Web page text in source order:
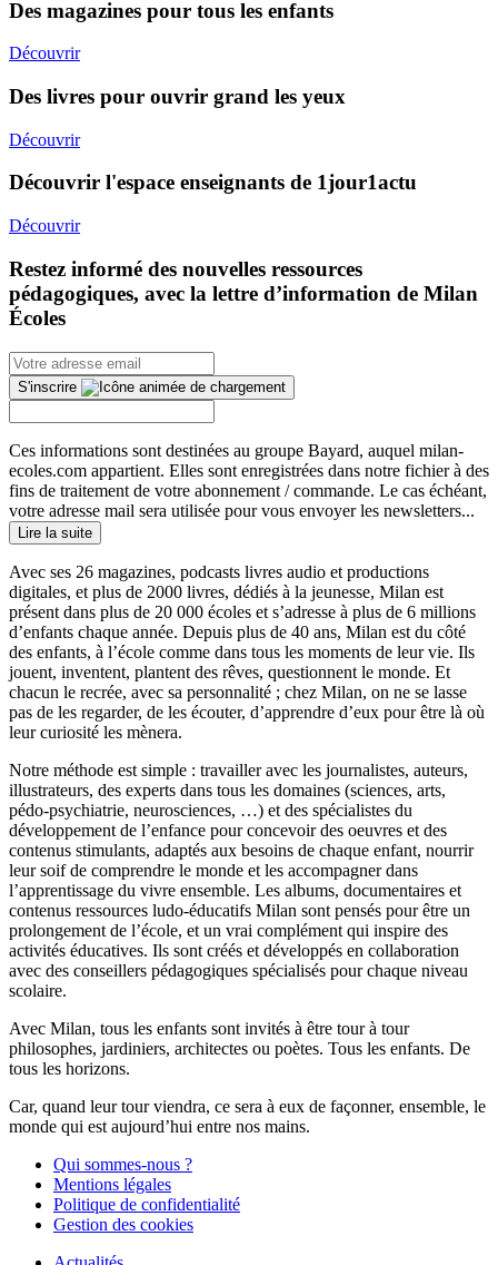
Des magazines pour tous les enfants
Découvrir
Des livres pour ouvrir grand les yeux
Découvrir
Découvrir l'espace enseignants de 1jour1actu
Découvrir
Restez informé des nouvelles ressources
pédagogiques, avec la lettre d’information de Milan
Écoles
S'inscrire
Ces informations sont destinées au groupe Bayard, auquel milan-
ecoles.com appartient. Elles sont enregistrées dans notre fichier à des
fins de traitement de votre abonnement / commande. Le cas échéant,
votre adresse mail sera utilisée pour vous envoyer les newsletters...
Lire la suite
Avec ses 26 magazines, podcasts livres audio et productions
digitales, et plus de 2000 livres, dédiés à la jeunesse, Milan est
présent dans plus de 20 000 écoles et s’adresse à plus de 6 millions
d’enfants chaque année. Depuis plus de 40 ans, Milan est du côté
des enfants, à l’école comme dans tous les moments de leur vie. Ils
jouent, inventent, plantent des rêves, questionnent le monde. Et
chacun le recrée, avec sa personnalité ; chez Milan, on ne se lasse
pas de les regarder, de les écouter, d’apprendre d’eux pour être là où
leur curiosité les mènera.
Notre méthode est simple : travailler avec les journalistes, auteurs,
illustrateurs, des experts dans tous les domaines (sciences, arts,
pédo-psychiatrie, neurosciences, …) et des spécialistes du
développement de l’enfance pour concevoir des oeuvres et des
contenus stimulants, adaptés aux besoins de chaque enfant, nourrir
leur soif de comprendre le monde et les accompagner dans
l’apprentissage du vivre ensemble. Les albums, documentaires et
contenus ressources ludo-éducatifs Milan sont pensés pour être un
prolongement de l’école, et un vrai complément qui inspire des
activités éducatives. Ils sont créés et développés en collaboration
avec des conseillers pédagogiques spécialisés pour chaque niveau
scolaire.
Avec Milan, tous les enfants sont invités à être tour à tour
philosophes, jardiniers, architectes ou poètes. Tous les enfants. De
tous les horizons.
Car, quand leur tour viendra, ce sera à eux de façonner, ensemble, le
monde qui est aujourd’hui entre nos mains.
Qui sommes-nous ?
Mentions légales
Politique de confidentialité
Gestion des cookies